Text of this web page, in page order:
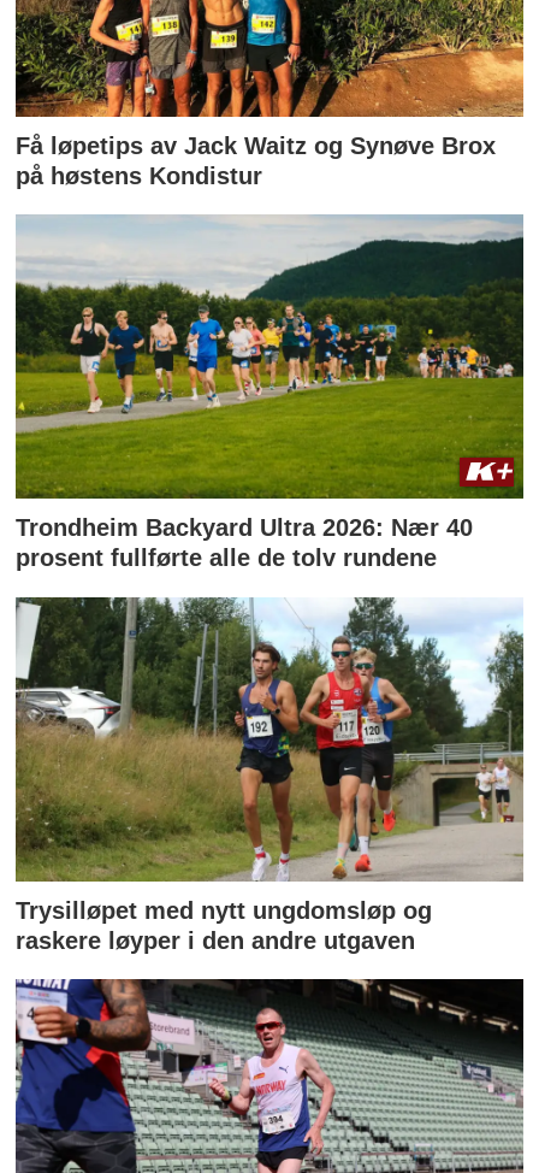
Få løpetips av Jack Waitz og Synøve Brox
på høstens Kondistur
Trondheim Backyard Ultra 2026: Nær 40
prosent fullførte alle de tolv rundene
Trysilløpet med nytt ungdomsløp og
raskere løyper i den andre utgaven